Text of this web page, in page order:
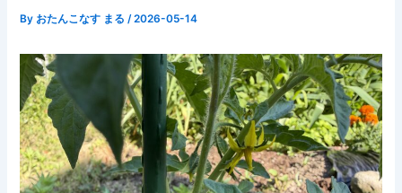
By おたんこなす まる/2026-05-14